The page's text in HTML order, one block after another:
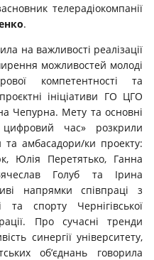
телерадіокомпанії
.
на важливості реалізації
можливостей молоді
компетентності та
ініціативи ГО ЦГО
Чепурна. Мету та основні
час» розкрили
та амбасадори/ки проекту:
Юлія Перетятько, Ганна
Голуб та Ірина
напрямки співпраці з
та спорту Чернігівської
Про сучасні тренди
синергії університету,
об’єднань говорила